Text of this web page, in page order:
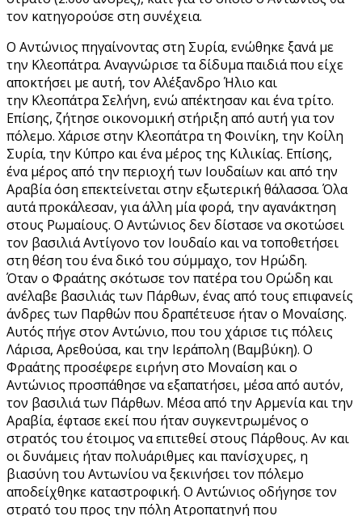
τον κατηγορούσε στη συνέχεια.
Ο Αντώνιος πηγαίνοντας στη Συρία, ενώθηκε ξανά με
την Κλεοπάτρα. Αναγνώρισε τα δίδυμα παιδιά που είχε
αποκτήσει με αυτή, τον Αλέξανδρο Ήλιο και
την Κλεοπάτρα Σελήνη, ενώ απέκτησαν και ένα τρίτο.
Επίσης, ζήτησε οικονομική στήριξη από αυτή για τον
πόλεμο. Χάρισε στην Κλεοπάτρα τη Φοινίκη, την Κοίλη
Συρία, την Κύπρο και ένα μέρος της Κιλικίας. Επίσης,
ένα μέρος από την περιοχή των Ιουδαίων και από την
Αραβία όση επεκτείνεται στην εξωτερική θάλασσα. Όλα
αυτά προκάλεσαν, για άλλη μία φορά, την αγανάκτηση
στους Ρωμαίους. Ο Αντώνιος δεν δίστασε να σκοτώσει
τον βασιλιά Αντίγονο τον Ιουδαίο και να τοποθετήσει
στη θέση του ένα δικό του σύμμαχο, τον Ηρώδη.
Όταν ο Φραάτης σκότωσε τον πατέρα του Ορώδη και
ανέλαβε βασιλιάς των Πάρθων, ένας από τους επιφανείς
άνδρες των Παρθών που δραπέτευσε ήταν ο Μοναίσης.
Αυτός πήγε στον Αντώνιο, που του χάρισε τις πόλεις
Λάρισα, Αρεθούσα, και την Ιεράπολη (Βαμβύκη). Ο
Φραάτης προσέφερε ειρήνη στο Μοναίση και ο
Αντώνιος προσπάθησε να εξαπατήσει, μέσα από αυτόν,
τον βασιλιά των Πάρθων. Μέσα από την Αρμενία και την
Αραβία, έφτασε εκεί που ήταν συγκεντρωμένος ο
στρατός του έτοιμος να επιτεθεί στους Πάρθους. Αν και
οι δυνάμεις ήταν πολυάριθμες και πανίσχυρες, η
βιασύνη του Αντωνίου να ξεκινήσει τον πόλεμο
αποδείχθηκε καταστροφική. Ο Αντώνιος οδήγησε τον
στρατό του προς την πόλη Ατροπατηνή που